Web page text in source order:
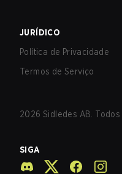
JURÍDICO
Política de Privacidade
Termos de Serviço
2026 Sidledes AB.
SIGA